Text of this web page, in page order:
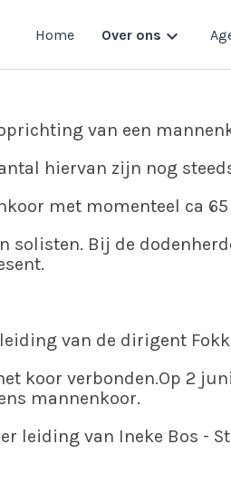
Home Over ons keyboard_arrow_down
van een
hiervan zijn nog
met momenteel ca 65
Bij de
van de dirigent
koor verbonden.Op 2
mannenkoor.
van Ineke Bos -